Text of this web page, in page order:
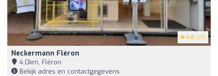
4.8 (28)
Neckermann Fléron
4,0km, Fléron
Bekijk adres en contactgegevens